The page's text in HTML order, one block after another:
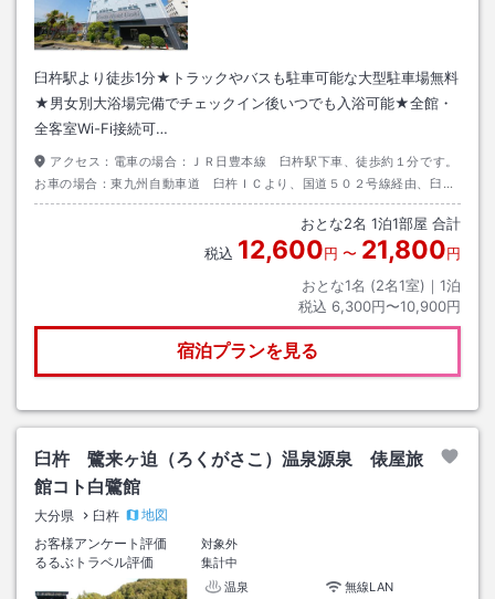
臼杵駅より徒歩1分★トラックやバスも駐車可能な大型駐車場無料
★男女別大浴場完備でチェックイン後いつでも入浴可能★全館・
全客室Wi-Fi接続可…
アクセス： 電車の場合：ＪＲ日豊本線 臼杵駅下車、徒歩約１分です。
お車の場合：東九州自動車道 臼杵ＩＣより、国道５０２号線経由、臼杵
警察署・ＪＲ臼杵駅方面へ。
おとな2名 1泊1部屋 合計
税込 12,600円 〜 21,800円
おとな1名 (2名1室)｜ 1泊
税込 6,300円〜10,900円
宿泊プランを見る
臼杵 鷺来ヶ迫（ろくがさこ）温泉源泉 俵屋旅
館コト白鷺館
大分県 臼杵
地図
お客様アンケート評価
対象外
るるぶトラベル評価
集計中
温泉
無線LAN